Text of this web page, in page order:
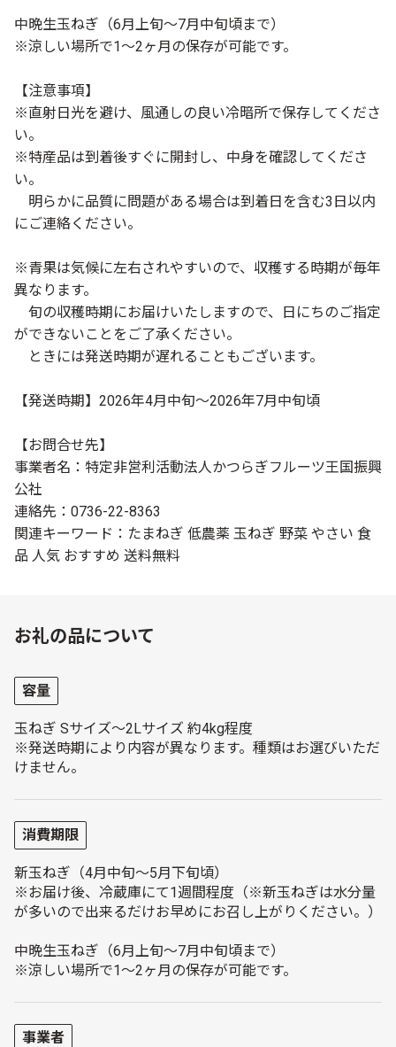
中晩生玉ねぎ（6月上旬～7月中旬頃まで）
※涼しい場所で1～2ヶ月の保存が可能です。
【注意事項】
※直射日光を避け、風通しの良い冷暗所で保存してくださ
い。
※特産品は到着後すぐに開封し、中身を確認してくださ
い。
明らかに品質に問題がある場合は到着日を含む3日以内
にご連絡ください。
※青果は気候に左右されやすいので、収穫する時期が毎年
異なります。
旬の収穫時期にお届けいたしますので、日にちのご指定
ができないことをご了承ください。
ときには発送時期が遅れることもございます。
【発送時期】2026年4月中旬～2026年7月中旬頃
【お問合せ先】
事業者名：特定非営利活動法人かつらぎフルーツ王国振興
公社
連絡先：0736-22-8363
関連キーワード：たまねぎ 低農薬 玉ねぎ 野菜 やさい 食
品 人気 おすすめ 送料無料
お礼の品について
容量
玉ねぎ Sサイズ～2Lサイズ 約4kg程度
※発送時期により内容が異なります。種類はお選びいただ
けません。
消費期限
新玉ねぎ（4月中旬～5月下旬頃）
※お届け後、冷蔵庫にて1週間程度（※新玉ねぎは水分量
が多いので出来るだけお早めにお召し上がりください。）
中晩生玉ねぎ（6月上旬～7月中旬頃まで）
※涼しい場所で1～2ヶ月の保存が可能です。
事業者